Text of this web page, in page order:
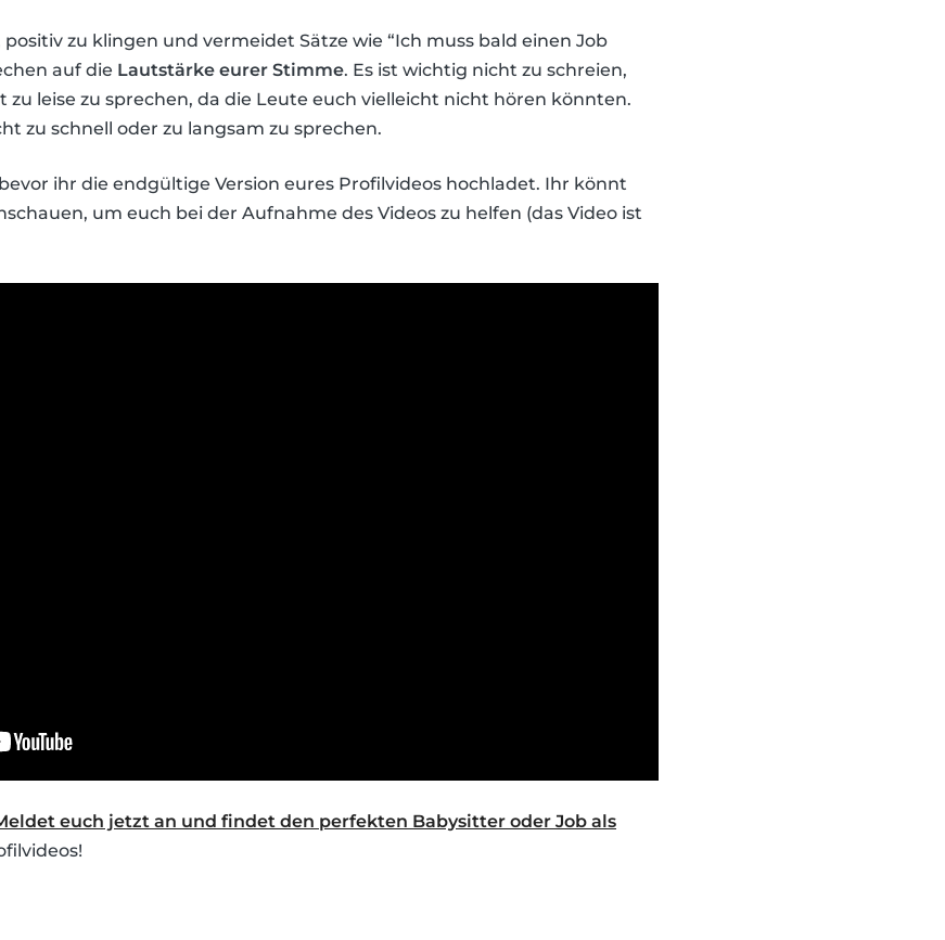
zu klingen und vermeidet Sätze wie “Ich muss bald einen Job
auf die Lautstärke eurer Stimme. Es ist wichtig nicht zu schreien,
zu leise zu sprechen, da die Leute euch vielleicht nicht hören könnten.
zu schnell oder zu langsam zu sprechen.
ihr die endgültige Version eures Profilvideos hochladet. Ihr könnt
um euch bei der Aufnahme des Videos zu helfen (das Video ist
euch jetzt an und findet den perfekten Babysitter oder Job als